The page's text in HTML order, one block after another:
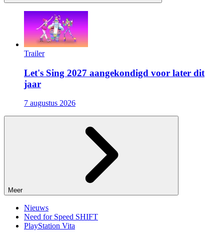
Trailer
Let's Sing 2027 aangekondigd voor later dit
jaar
7 augustus 2026
Meer
Nieuws
Need for Speed SHIFT
PlayStation Vita